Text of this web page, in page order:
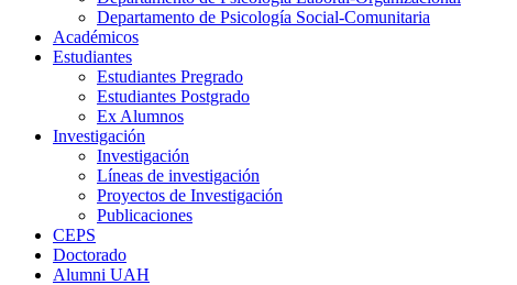
Departamento de Psicología Social-Comunitaria
Académicos
Estudiantes
Estudiantes Pregrado
Estudiantes Postgrado
Ex Alumnos
Investigación
Investigación
Líneas de investigación
Proyectos de Investigación
Publicaciones
CEPS
Doctorado
Alumni UAH